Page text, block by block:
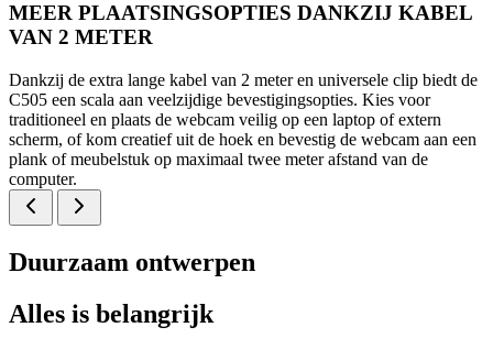
MEER PLAATSINGSOPTIES DANKZIJ KABEL
VAN 2 METER
Dankzij de extra lange kabel van 2 meter en universele clip biedt de
C505 een scala aan veelzijdige bevestigingsopties. Kies voor
traditioneel en plaats de webcam veilig op een laptop of extern
scherm, of kom creatief uit de hoek en bevestig de webcam aan een
plank of meubelstuk op maximaal twee meter afstand van de
computer.
Duurzaam ontwerpen
Alles is belangrijk